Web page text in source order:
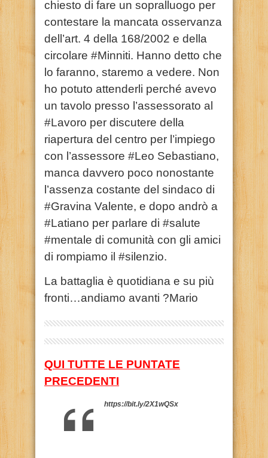
chiesto di fare un sopralluogo per
contestare la mancata osservanza
dell’art. 4 della 168/2002 e della
circolare #Minniti. Hanno detto che
lo faranno, staremo a vedere. Non
ho potuto attenderli perché avevo
un tavolo presso l’assessorato al
#Lavoro per discutere della
riapertura del centro per l’impiego
con l’assessore #Leo Sebastiano,
manca davvero poco nonostante
l’assenza costante del sindaco di
#Gravina Valente, e dopo andrò a
#Latiano per parlare di #salute
#mentale di comunità con gli amici
di rompiamo il #silenzio.
La battaglia è quotidiana e su più
fronti…andiamo avanti ?Mario
QUI TUTTE LE PUNTATE
PRECEDENTI
https://bit.ly/2X1wQSx